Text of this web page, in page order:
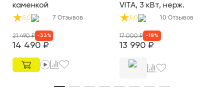
каменкой
5,0 7 Отзывов
14 490 ₽
21 490₽ - 33 %
VITA, 3 кВт, нерж.
5,0 10 Отзывов
13 990 ₽
17 000₽ -18 %